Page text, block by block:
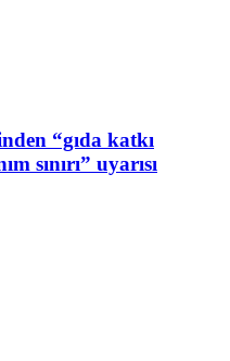
“gıda katkı
sınırı” uyarısı